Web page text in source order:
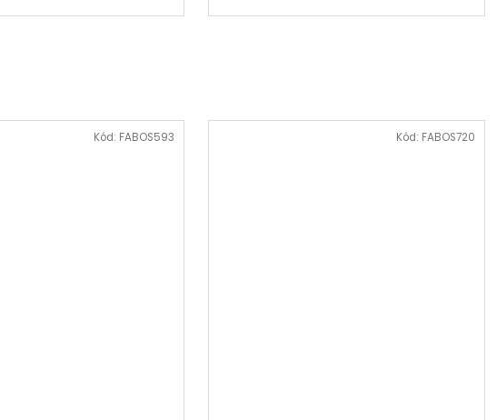
Kód: FABOS593 Kód: FABOS720